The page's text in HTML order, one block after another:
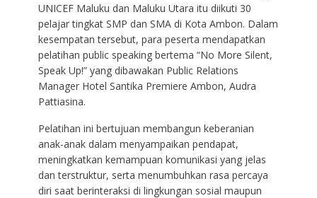
UNICEF Maluku dan Maluku Utara itu diikuti 30
pelajar tingkat SMP dan SMA di Kota Ambon. Dalam
kesempatan tersebut, para peserta mendapatkan
pelatihan public speaking bertema “No More Silent,
Speak Up!” yang dibawakan Public Relations
Manager Hotel Santika Premiere Ambon, Audra
Pattiasina.
Pelatihan ini bertujuan membangun keberanian
anak-anak dalam menyampaikan pendapat,
meningkatkan kemampuan komunikasi yang jelas
dan terstruktur, serta menumbuhkan rasa percaya
diri saat berinteraksi di lingkungan sosial maupun